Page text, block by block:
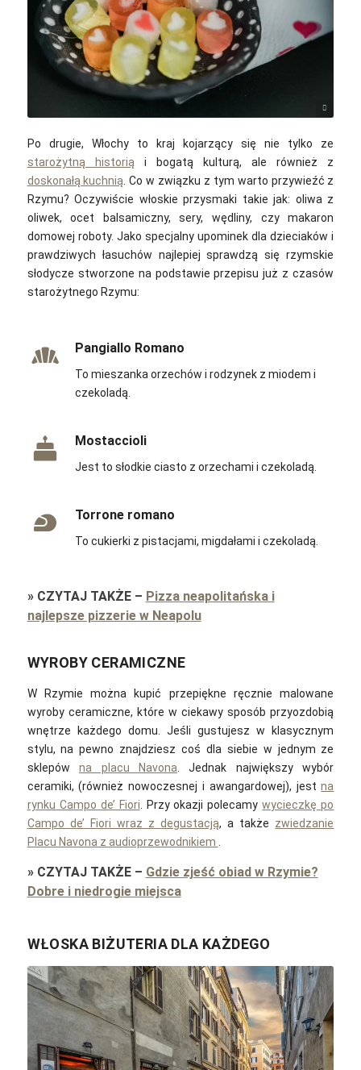
Gabriella Clare Marino / unsplash
Po drugie, Włochy to kraj kojarzący się nie tylko ze
starożytną historią i bogatą kulturą, ale również z
doskonałą kuchnią . Co w związku z tym warto przywieźć z
Rzymu? Oczywiście włoskie przysmaki takie jak: oliwa z
oliwek, ocet balsamiczny, sery, wędliny, czy makaron
domowej roboty. Jako specjalny upominek dla dzieciaków i
prawdziwych łasuchów najlepiej sprawdzą się rzymskie
słodycze stworzone na podstawie przepisu już z czasów
starożytnego Rzymu:
Pangiallo Romano
To mieszanka orzechów i rodzynek z miodem i
czekoladą.
Mostaccioli
Jest to słodkie ciasto z orzechami i czekoladą.
Torrone romano
To cukierki z pistacjami, migdałami i czekoladą.
» CZYTAJ TAKŻE– Pizza neapolitańska i
najlepsze pizzerie w Neapolu
WYROBY CERAMICZNE
W Rzymie można kupić przepiękne ręcznie malowane
wyroby ceramiczne, które w ciekawy sposób przyozdobią
wnętrze każdego domu. Jeśli gustujesz w klasycznym
stylu, na pewno znajdziesz coś dla siebie w jednym ze
sklepówna placu Navona . Jednak największy wybór
ceramiki, (również nowoczesnej i awangardowej), jestna
rynku Campo de’ Fiori . Przy okazji polecamywycieczkę po
Campo de’ Fiori wraz z degustacją, a także zwiedzanie
Placu Navona z audioprzewodnikiem
» CZYTAJ TAKŻE– Gdzie zjeść obiad w Rzymie?
Dobre i niedrogie miejsca
WŁOSKA BIŻUTERIA DLA KAŻDEGO